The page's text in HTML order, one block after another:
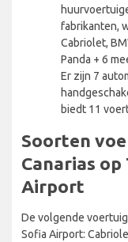
fabrikanten,
Cabriolet,
Panda + 6
Er zijn 7
biedt 11
Soorten
Canarias
Airport
De volgende
Sofia Airport: